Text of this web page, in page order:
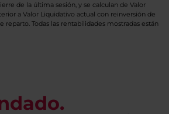
de la última sesión, y se calculan de Valor
a Valor Liquidativo actual con reinversión de
reparto. Todas las rentabilidades mostradas están